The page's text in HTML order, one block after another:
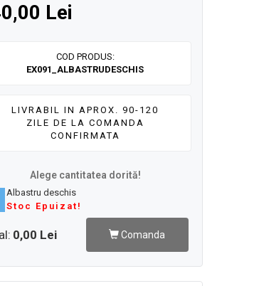
Lei
COD PRODUS:
EX091_ALBASTRUDESCHIS
LIVRABIL IN APROX. 90-120
ZILE DE LA COMANDA
CONFIRMATA
Alege cantitatea dorită!
Albastru deschis
Stoc Epuizat!
0,00 Lei Comanda